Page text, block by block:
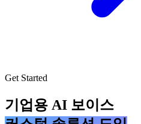
Get Started
기업용 AI 보이스